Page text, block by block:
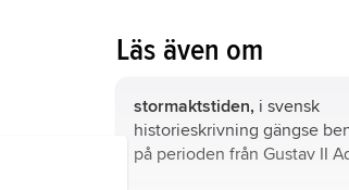
Läs även om
stormaktstiden, i svensk
historieskrivning gängse
på perioden från Gustav II